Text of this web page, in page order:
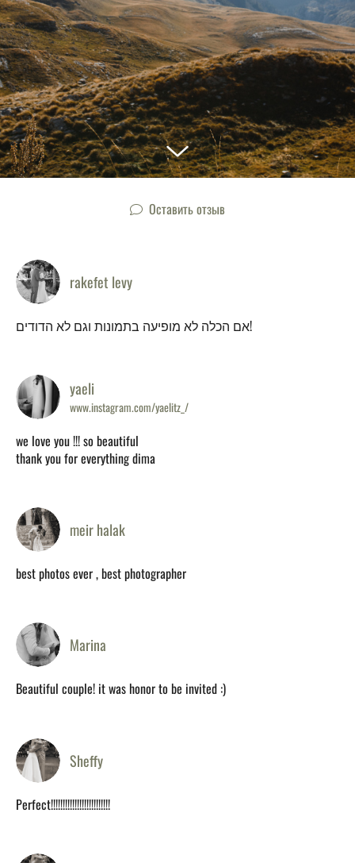
Оставить отзыв
rakefet levy
אם הכלה לא מופיעה בתמונות וגם לא הדודים!
yaeli
www.instagram.com/yaelitz_/
we love you !!! so beautiful
thank you for everything dima
meir halak
best photos ever , best photographer
Marina
Beautiful couple! it was honor to be invited :)
Sheffy
Perfect!!!!!!!!!!!!!!!!!!!!!!!!!